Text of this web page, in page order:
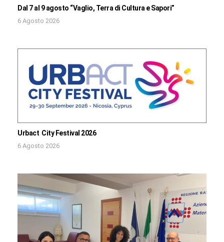
Dal 7 al 9 agosto “Vaglio, Terra di Cultura e Sapori”
6 Agosto 2026
Urbact City Festival 2026
6 Agosto 2026